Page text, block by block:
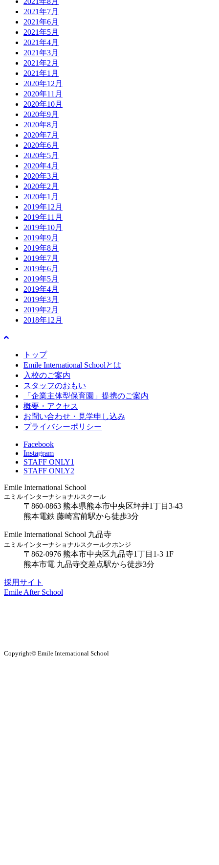
2021年7月
2021年6月
2021年5月
2021年4月
2021年3月
2021年2月
2021年1月
2020年12月
2020年11月
2020年10月
2020年9月
2020年8月
2020年7月
2020年6月
2020年5月
2020年4月
2020年3月
2020年2月
2020年1月
2019年12月
2019年11月
2019年10月
2019年9月
2019年8月
2019年7月
2019年6月
2019年5月
2019年4月
2019年3月
2019年2月
2018年12月
トップ
Emile International Schoolとは
入校のご案内
スタッフのおもい
「企業主体型保育園」提携のご案内
概要・アクセス
お問い合わせ・見学申し込み
プライバシーポリシー
Facebook
Instagram
STAFF ONLY1
STAFF ONLY2
Emile International School
エミルインターナショナルスクール
〒860-0863 熊本県熊本市中央区坪井1丁目3-43
熊本電鉄 藤崎宮前駅から徒歩3分
Emile International School 九品寺
エミルインターナショナルスクールクホンジ
〒862-0976 熊本市中央区九品寺1丁目1-3 1F
熊本市電 九品寺交差点駅から徒歩3分
採用サイト
Emile After School
Copyright© Emile International School